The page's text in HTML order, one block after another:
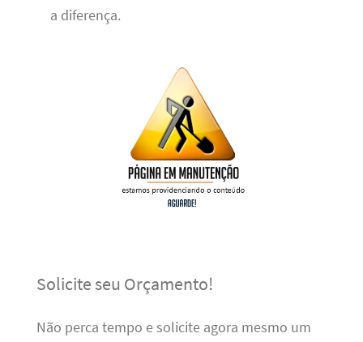
a diferença.
Solicite seu Orçamento!
Não perca tempo e solicite agora mesmo um